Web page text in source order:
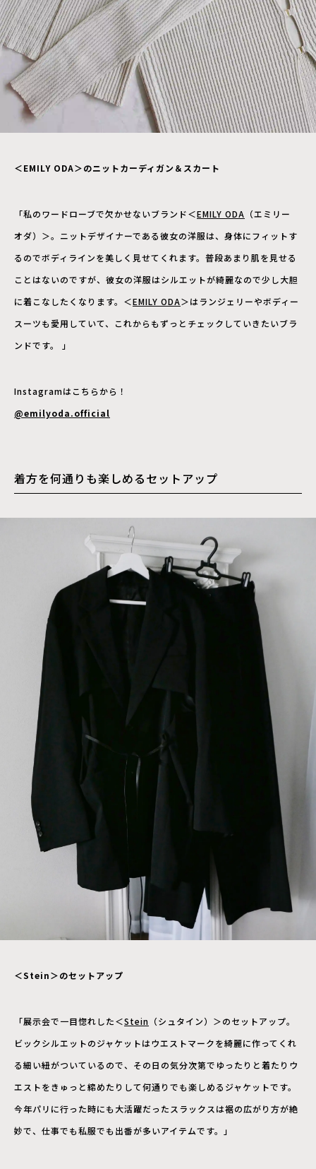
＜EMILY ODA＞のニットカーディガン＆スカート
「私のワードローブで欠かせないブランド＜EMILY ODA （エミリー
オダ）＞。ニットデザイナーである彼女の洋服は、身体にフィットす
るのでボディラインを美しく見せてくれます。普段あまり肌を見せる
ことはないのですが、彼女の洋服はシルエットが綺麗なので少し大胆
に着こなしたくなります。＜EMILY ODA＞はランジェリーやボディー
スーツも愛用していて、これからもずっとチェックしていきたいブラ
ンドです。 」
Instagramはこちらから！
@emilyoda.official
着方を何通りも楽しめるセットアップ
＜Stein＞のセットアップ
「展示会で一目惚れした＜Stein （シュタイン）＞のセットアップ。
ビックシルエットのジャケットはウエストマークを綺麗に作ってくれ
る細い紐がついているので、その日の気分次第でゆったりと着たりウ
エストをきゅっと締めたりして何通りでも楽しめるジャケットです。
今年パリに行った時にも大活躍だったスラックスは裾の広がり方が絶
妙で、仕事でも私服でも出番が多いアイテムです。」